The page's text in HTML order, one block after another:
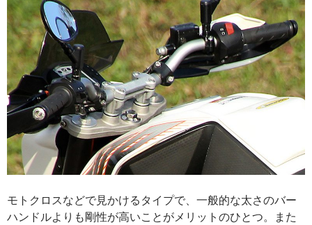
モトクロスなどで見かけるタイプで、一般的な太さのバー
ハンドルよりも剛性が高いことがメリットのひとつ。また